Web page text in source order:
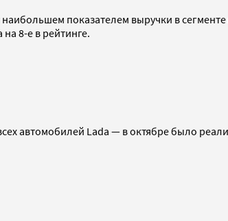
показателем выручки в
8-е в рейтинге.
автомобилей Lada — в октябре было